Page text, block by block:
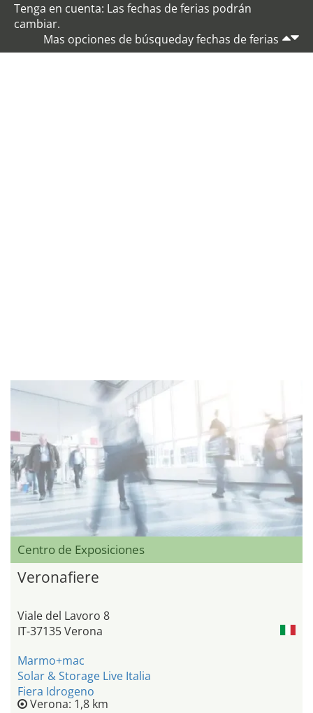
Tenga en cuenta: Las fechas de ferias podrán
cambiar.
Mas opciones de búsqueday fechas de ferias
Centro de Exposiciones
Veronafiere
Viale del Lavoro 8
IT-37135 Verona
Marmo+mac
Solar & Storage Live Italia
Fiera Idrogeno
Verona: 1,8 km